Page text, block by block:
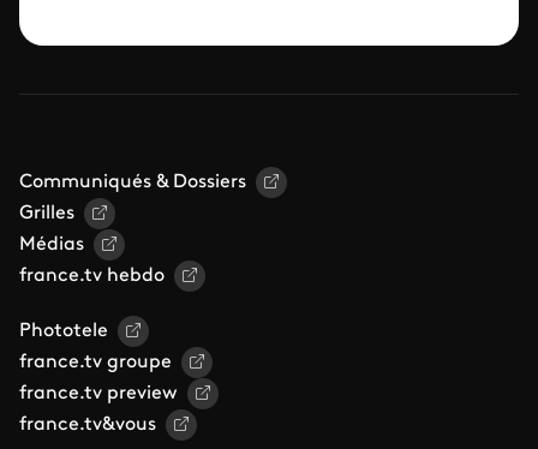
Communiqués & Dossiers
Grilles
Médias
france.tv hebdo
Phototele
france.tv groupe
france.tv preview
france.tv&vous